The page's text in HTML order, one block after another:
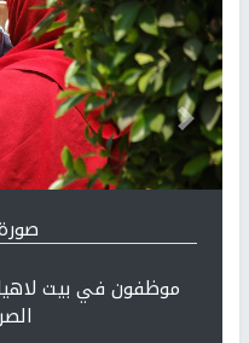
صورة 1 من
موظفون في بيت
Previous